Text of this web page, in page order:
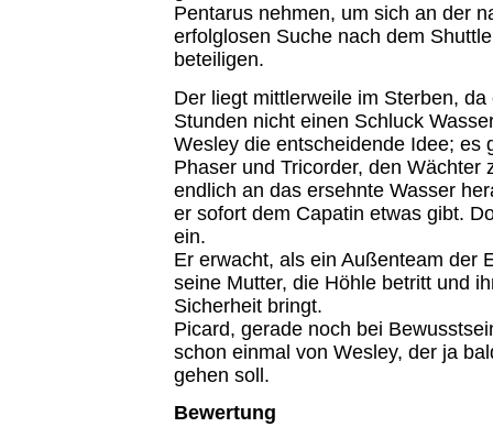
Pentarus nehmen, um sich an der
erfolglosen Suche nach dem
beteiligen.
Der liegt mittlerweile im Sterben,
Stunden nicht einen Schluck
Wesley die entscheidende Idee; es
Phaser und Tricorder, den Wächter
endlich an das ersehnte Wasser
er sofort dem Capatin etwas gibt.
ein.
Er erwacht, als ein Außenteam der
seine Mutter, die Höhle betritt und
Sicherheit bringt.
Picard, gerade noch bei
schon einmal von Wesley, der ja
gehen soll.
Bewertung